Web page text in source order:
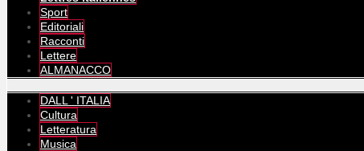
Sport
Editoriali
Racconti
Lettere
ALMANACCO
DALL ' ITALIA
Cultura
Letteratura
Musica